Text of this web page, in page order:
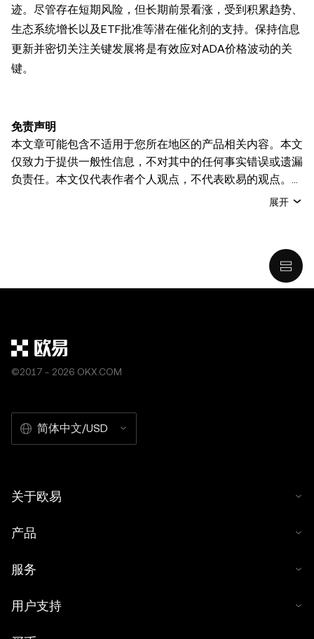
迹。尽管存在短期风险，但长期前景看涨，受到积累趋势、
生态系统增长以及ETF批准等潜在催化剂的支持。保持信息
更新并密切关注关键发展将是有效应对ADA价格波动的关
键。
免责声明
本文章可能包含不适用于您所在地区的产品相关内容。本文
仅致力于提供一般性信息，不对其中的任何事实错误或遗漏
负责任。本文仅代表作者个人观点，不代表欧易的观点。
本文无意提供以下任何建议，包括但不限于：(i) 投资建议
(包括稳定币) 涉及高风险，可能会大幅波动，甚至变得毫无
价值。您应根据自己的财务状况仔细考虑交易或持有数字资
产是否适合您。有关您具体情况的问题，请咨询您的法律/
数据和图表时已采取了所有合理的谨慎措施，但对于此处表
达的任何事实错误或遗漏，我们不承担任何责任。 © 2025
OKX。本文可以全文复制或分发，也可以使用本文 100 字
OKX，经许可使用。”允许的摘录必须引用文章名称并包含
出处，例如“文章名称，[作者姓名 (如适用)]，© 2025
展开
©2017 - 2026 OKX.COM
简体中文/USD
关于欧易
产品
服务
用户支持